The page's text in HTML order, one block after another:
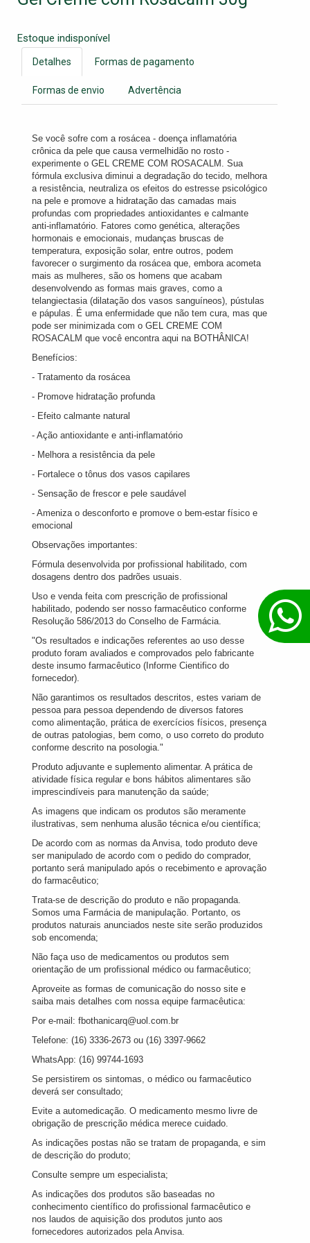
Estoque indisponível
Detalhes Formas de pagamento
Formas de envio Advertência
Se você sofre com a rosácea - doença inflamatória
crônica da pele que causa vermelhidão no rosto -
experimente o GEL CREME COM ROSACALM. Sua
fórmula exclusiva diminui a degradação do tecido, melhora
a resistência, neutraliza os efeitos do estresse psicológico
na pele e promove a hidratação das camadas mais
profundas com propriedades antioxidantes e calmante
anti-inflamatório. Fatores como genética, alterações
hormonais e emocionais, mudanças bruscas de
temperatura, exposição solar, entre outros, podem
favorecer o surgimento da rosácea que, embora acometa
mais as mulheres, são os homens que acabam
desenvolvendo as formas mais graves, como a
telangiectasia (dilatação dos vasos sanguíneos), pústulas
e pápulas. É uma enfermidade que não tem cura, mas que
pode ser minimizada com o GEL CREME COM
ROSACALM que você encontra aqui na BOTHÂNICA!
Benefícios:
- Tratamento da rosácea
- Promove hidratação profunda
- Efeito calmante natural
- Ação antioxidante e anti-inflamatório
- Melhora a resistência da pele
- Fortalece o tônus dos vasos capilares
- Sensação de frescor e pele saudável
- Ameniza o desconforto e promove o bem-estar físico e
emocional
Observações importantes:
Fórmula desenvolvida por profissional habilitado, com
dosagens dentro dos padrões usuais.
Uso e venda feita com prescrição de profissional
habilitado, podendo ser nosso farmacêutico conforme
Resolução 586/2013 do Conselho de Farmácia.
"Os resultados e indicações referentes ao uso desse
produto foram avaliados e comprovados pelo fabricante
deste insumo farmacêutico (Informe Cientifico do
fornecedor).
Não garantimos os resultados descritos, estes variam de
pessoa para pessoa dependendo de diversos fatores
como alimentação, prática de exercícios físicos, presença
de outras patologias, bem como, o uso correto do produto
conforme descrito na posologia."
Produto adjuvante e suplemento alimentar. A prática de
atividade física regular e bons hábitos alimentares são
imprescindíveis para manutenção da saúde;
As imagens que indicam os produtos são meramente
ilustrativas, sem nenhuma alusão técnica e/ou científica;
De acordo com as normas da Anvisa, todo produto deve
ser manipulado de acordo com o pedido do comprador,
portanto será manipulado após o recebimento e aprovação
do farmacêutico;
Trata-se de descrição do produto e não propaganda.
Somos uma Farmácia de manipulação. Portanto, os
produtos naturais anunciados neste site serão produzidos
sob encomenda;
Não faça uso de medicamentos ou produtos sem
orientação de um profissional médico ou farmacêutico;
Aproveite as formas de comunicação do nosso site e
saiba mais detalhes com nossa equipe farmacêutica:
Por e-mail: fbothanicarq@uol.com.br
Telefone: (16) 3336-2673 ou (16) 3397-9662
WhatsApp: (16) 99744-1693
Se persistirem os sintomas, o médico ou farmacêutico
deverá ser consultado;
Evite a automedicação. O medicamento mesmo livre de
obrigação de prescrição médica merece cuidado.
As indicações postas não se tratam de propaganda, e sim
de descrição do produto;
Consulte sempre um especialista;
As indicações dos produtos são baseadas no
conhecimento científico do profissional farmacêutico e
nos laudos de aquisição dos produtos junto aos
fornecedores autorizados pela Anvisa.